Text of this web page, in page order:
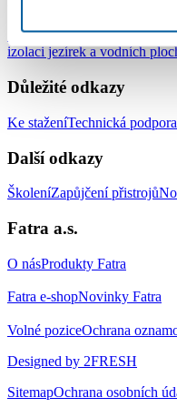
Střešní hydroizolační systém
izolaci jezírek a vodních
Důležité odkazy
Ke staženíTechnická podpora
Další odkazy
ŠkoleníZapůjčení přistrojů
Fatra a.s.
O násProdukty Fatra
Fatra e-shopNovinky Fatra
Volné poziceOchrana
Designed by 2FRESH
SitemapOchrana osobních